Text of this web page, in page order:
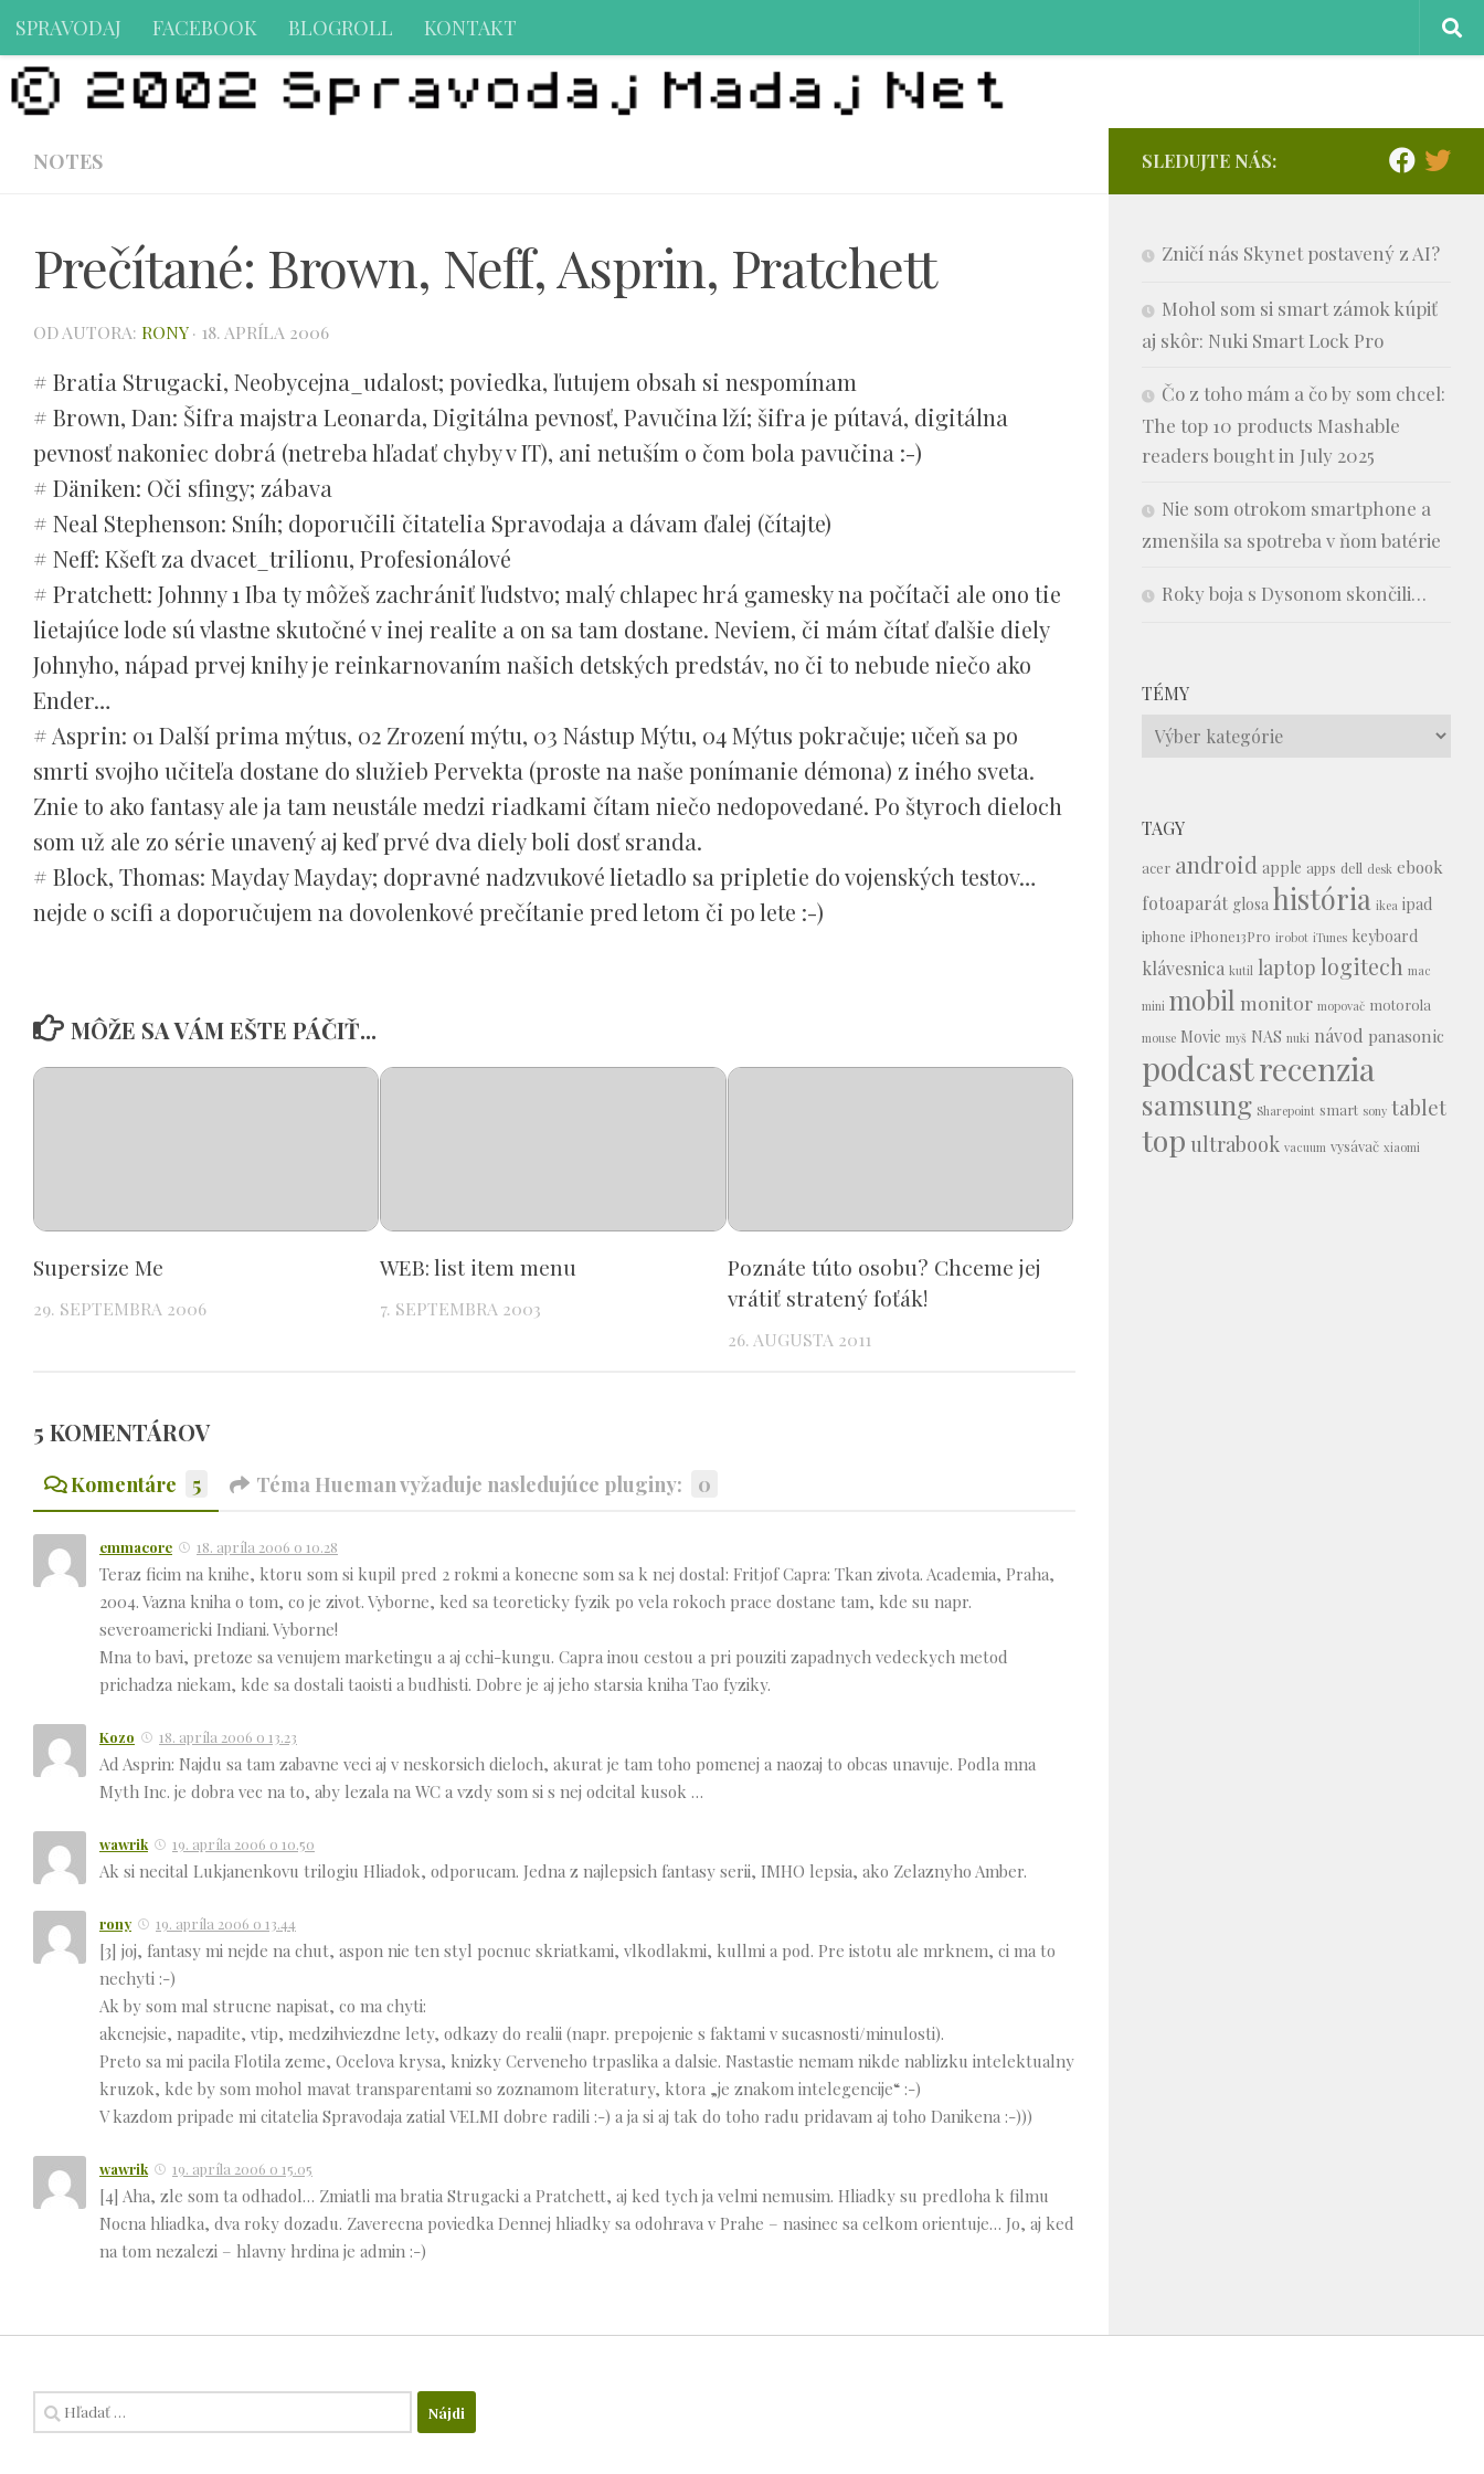
Preskočiť na obsah
SPRAVODAJ FACEBOOK BLOGROLL KONTAKT
NOTES
Prečítané: Brown, Neff, Asprin, Pratchett
OD AUTORA: RONY · 18. APRÍLA 2006
# Bratia Strugacki, Neobycejna_udalost; poviedka, ľutujem obsah si nespomínam
# Brown, Dan: Šifra majstra Leonarda, Digitálna pevnosť, Pavučina lží; šifra je pútavá, digitálna
pevnosť nakoniec dobrá (netreba hľadať chyby v IT), ani netuším o čom bola pavučina :-)
# Däniken: Oči sfingy; zábava
# Neal Stephenson: Sníh; doporučili čitatelia Spravodaja a dávam ďalej (čítajte)
# Neff: Kšeft za dvacet_trilionu, Profesionálové
# Pratchett: Johnny 1 Iba ty môžeš zachrániť ľudstvo; malý chlapec hrá gamesky na počítači ale ono tie
lietajúce lode sú vlastne skutočné v inej realite a on sa tam dostane. Neviem, či mám čítať ďalšie diely
Johnyho, nápad prvej knihy je reinkarnovaním našich detských predstáv, no či to nebude niečo ako
Ender…
# Asprin: 01 Další prima mýtus, 02 Zrození mýtu, 03 Nástup Mýtu, 04 Mýtus pokračuje; učeň sa po
smrti svojho učiteľa dostane do služieb Pervekta (proste na naše ponímanie démona) z iného sveta.
Znie to ako fantasy ale ja tam neustále medzi riadkami čítam niečo nedopovedané. Po štyroch dieloch
som už ale zo série unavený aj keď prvé dva diely boli dosť sranda.
# Block, Thomas: Mayday Mayday; dopravné nadzvukové lietadlo sa pripletie do vojenských testov…
nejde o scifi a doporučujem na dovolenkové prečítanie pred letom či po lete :-)
MÔŽE SA VÁM EŠTE PÁČIŤ...
Supersize Me
29. SEPTEMBRA 2006
WEB: list item menu
7. SEPTEMBRA 2003
Poznáte túto osobu? Chceme jej
vrátiť stratený foťák!
26. AUGUSTA 2011
5 KOMENTÁROV
Komentáre 5 Téma Hueman vyžaduje nasledujúce pluginy: 0
emmacore 18. apríla 2006 o 10.28
Teraz ficim na knihe, ktoru som si kupil pred 2 rokmi a konecne som sa k nej dostal: Fritjof Capra: Tkan zivota. Academia, Praha,
2004. Vazna kniha o tom, co je zivot. Vyborne, ked sa teoreticky fyzik po vela rokoch prace dostane tam, kde su napr.
severoamericki Indiani. Vyborne!
Mna to bavi, pretoze sa venujem marketingu a aj cchi-kungu. Capra inou cestou a pri pouziti zapadnych vedeckych metod
prichadza niekam, kde sa dostali taoisti a budhisti. Dobre je aj jeho starsia kniha Tao fyziky.
Kozo 18. apríla 2006 o 13.23
Ad Asprin: Najdu sa tam zabavne veci aj v neskorsich dieloch, akurat je tam toho pomenej a naozaj to obcas unavuje. Podla mna
Myth Inc. je dobra vec na to, aby lezala na WC a vzdy som si s nej odcital kusok …
wawrik 19. apríla 2006 o 10.50
Ak si necital Lukjanenkovu trilogiu Hliadok, odporucam. Jedna z najlepsich fantasy serii, IMHO lepsia, ako Zelaznyho Amber.
rony 19. apríla 2006 o 13.44
[3] joj, fantasy mi nejde na chut, aspon nie ten styl pocnuc skriatkami, vlkodlakmi, kullmi a pod. Pre istotu ale mrknem, ci ma to
nechyti :-)
Ak by som mal strucne napisat, co ma chyti:
akcnejsie, napadite, vtip, medzihviezdne lety, odkazy do realii (napr. prepojenie s faktami v sucasnosti/minulosti).
Preto sa mi pacila Flotila zeme, Ocelova krysa, knizky Cerveneho trpaslika a dalsie. Nastastie nemam nikde nablizku intelektualny
kruzok, kde by som mohol mavat transparentami so zoznamom literatury, ktora „je znakom intelegencije“ :-)
V kazdom pripade mi citatelia Spravodaja zatial VELMI dobre radili :-) a ja si aj tak do toho radu pridavam aj toho Danikena :-)))
wawrik 19. apríla 2006 o 15.05
[4] Aha, zle som ta odhadol… Zmiatli ma bratia Strugacki a Pratchett, aj ked tych ja velmi nemusim. Hliadky su predloha k filmu
Nocna hliadka, dva roky dozadu. Zaverecna poviedka Dennej hliadky sa odohrava v Prahe – nasinec sa celkom orientuje… Jo, aj ked
na tom nezalezi – hlavny hrdina je admin :-)
SLEDUJTE NÁS:
Zničí nás Skynet postavený z AI?
Mohol som si smart zámok kúpiť
aj skôr: Nuki Smart Lock Pro
Čo z toho mám a čo by som chcel:
The top 10 products Mashable
readers bought in July 2025
Nie som otrokom smartphone a
zmenšila sa spotreba v ňom batérie
Roky boja s Dysonom skončili…
TÉMY
Témy
TAGY
acer android apple apps dell desk ebook
fotoaparát glosa história ikea ipad
iphone iPhone13Pro irobot iTunes keyboard
klávesnica kutil laptop logitech mac
mini mobil monitor mopovač motorola
mouse Movie myš NAS nuki návod panasonic
podcastrecenzia
samsung Sharepoint smart sony tablet
top ultrabook vacuum vysávač xiaomi
Hľadať: